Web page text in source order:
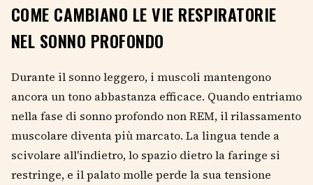
COME CAMBIANO LE VIE RESPIRATORIE
NEL SONNO PROFONDO
Durante il sonno leggero, i muscoli mantengono
ancora un tono abbastanza efficace. Quando entriamo
nella fase di sonno profondo non REM, il rilassamento
muscolare diventa più marcato. La lingua tende a
scivolare all'indietro, lo spazio dietro la faringe si
restringe, e il palato molle perde la sua tensione